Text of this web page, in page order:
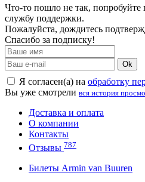
Что-то пошло не так, попробуйте
службу поддержки.
Пожалуйста, дождитесь
Спасибо за подписку!
Ok
Я согласен(а) на обработку
Вы уже смотрели вся история
Доставка и оплата
О компании
Контакты
Отзывы 787
Билеты Armin van Buuren